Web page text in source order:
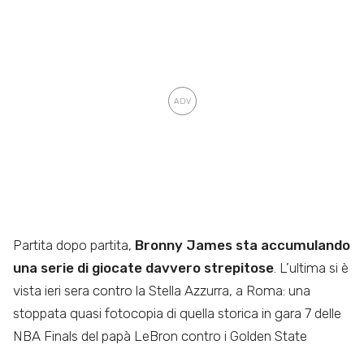
Partita dopo partita, Bronny James sta accumulando
una serie di giocate davvero strepitose . L’ultima si è
vista ieri sera contro la Stella Azzurra, a Roma: una
stoppata quasi fotocopia di quella storica in gara 7 delle
NBA Finals del papà LeBron contro i Golden State